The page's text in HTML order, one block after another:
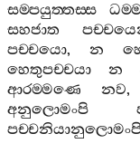
සම‍්පයුත‍්තස‍්ස
සහජාත
පච‍්චයො, න
හෙතුපච‍්චයා
න
ආරම‍්මණෙ
නව,
අනුලොමංපි